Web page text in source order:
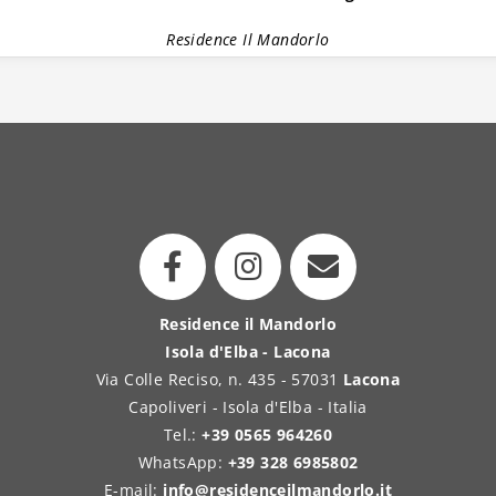
Residence Il Mandorlo
Residence il Mandorlo
Isola d'Elba - Lacona
Via Colle Reciso, n. 435 - 57031 Lacona
Capoliveri - Isola d'Elba - Italia
Tel.:+39 0565 964260
WhatsApp: +39 328 6985802
E-mail: info@residenceilmandorlo.it